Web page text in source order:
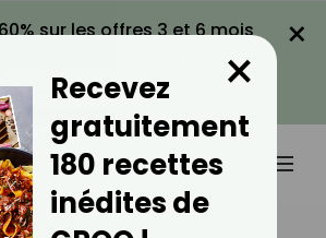
sur les offres 3 et 6 mois
VOIR LA PROMO
×
Minceur
Recevez
gratuitement
180 recettes
inédites de
×